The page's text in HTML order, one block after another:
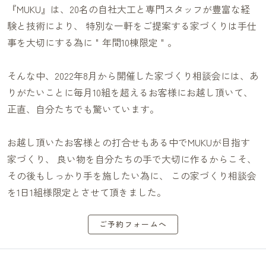
『MUKU』は、20名の自社大工と専門スタッフが豊富な経
験と技術により、 特別な一軒をご提案する家づくりは手仕
事を大切にする為に＂年間10棟限定＂。
そんな中、2022年8月から開催した家づくり相談会には、あ
りがたいことに毎月10組を超えるお客様にお越し頂いて、
正直、自分たちでも驚いています。
お越し頂いたお客様との打合せもある中でMUKUが目指す
家づくり、 良い物を自分たちの手で大切に作るからこそ、
その後もしっかり手を施したい為に、 この家づくり相談会
を1日1組様限定とさせて頂きました。
ご予約フォームへ